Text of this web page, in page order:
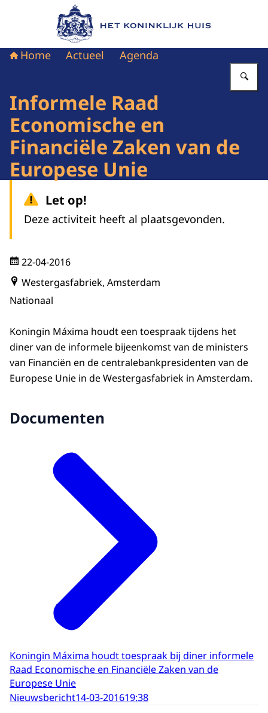
Naar de homepage van Het Koninklijk Huis
Home Actueel Agenda
Informele Raad
Economische en
Financiële Zaken van de
Europese Unie
Let op!
Deze activiteit heeft al plaatsgevonden.
22-04-2016
Westergasfabriek, Amsterdam
Nationaal
Koningin Máxima houdt een toespraak tijdens het
diner van de informele bijeenkomst van de ministers
van Financiën en de centralebankpresidenten van de
Europese Unie in de Westergasfabriek in Amsterdam.
Documenten
Koningin Máxima houdt toespraak bij diner informele
Raad Economische en Financiële Zaken van de
Europese Unie
Nieuwsbericht14-03-201619:38